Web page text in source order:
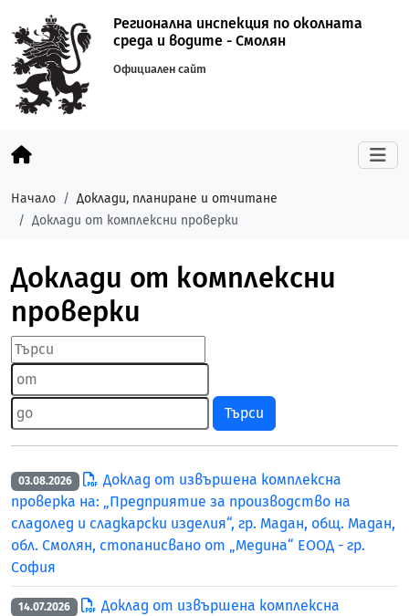
Регионална инспекция по околната
среда и водите - Смолян
Официален сайт
Начало
Доклади, планиране и отчитане
Доклади от комплексни проверки
Доклади от комплексни
проверки
Търси
03.08.2026
Доклад от извършена комплексна
проверка на: „Предприятие за производство на
сладолед и сладкарски изделия“, гр. Мадан, общ. Мадан,
обл. Смолян, стопанисвано от „Медина“ ЕООД - гр.
София
14.07.2026
Доклад от извършена комплексна